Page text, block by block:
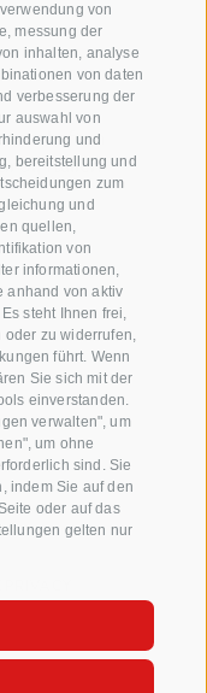
von
messung der
inhalten, analyse
von daten
verbesserung der
auswahl von
und
bereitstellung und
zum
und
quellen,
von
informationen,
anhand von aktiv
steht Ihnen frei,
oder zu widerrufen,
führt. Wenn
Sie sich mit der
einverstanden.
verwalten", um
um ohne
sind. Sie
indem Sie auf den
oder auf das
gelten nur
Italien